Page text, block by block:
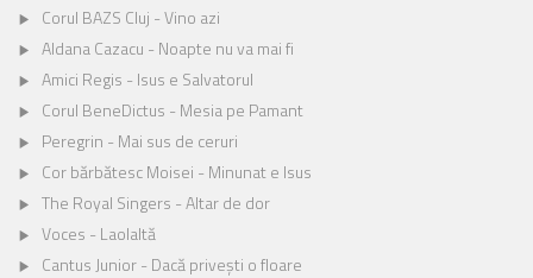
Corul BAZS Cluj - Vino azi
Aldana Cazacu - Noapte nu va mai fi
Amici Regis - Isus e Salvatorul
Corul BeneDictus - Mesia pe Pamant
Peregrin - Mai sus de ceruri
Cor bărbătesc Moisei - Minunat e Isus
The Royal Singers - Altar de dor
Voces - Laolaltă
Cantus Junior - Dacă privești o floare